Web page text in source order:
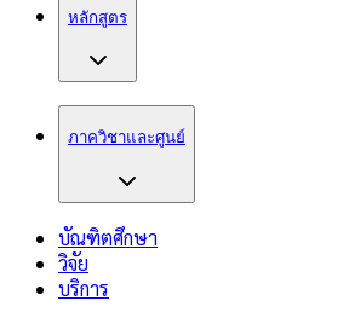
หลักสูตร
ภาควิชาและศูนย์
บัณฑิตศึกษา
วิจัย
บริการ